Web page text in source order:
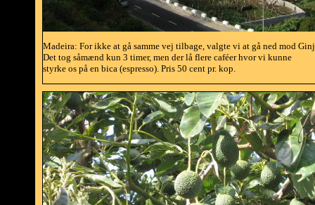
Madeira: For ikke at gå samme vej tilbage, valgte vi at gå ned mod
Det tog såmænd kun 3 timer, men der lå flere caféer hvor vi kunne
styrke os på en bica (espresso). Pris 50 cent pr. kop.